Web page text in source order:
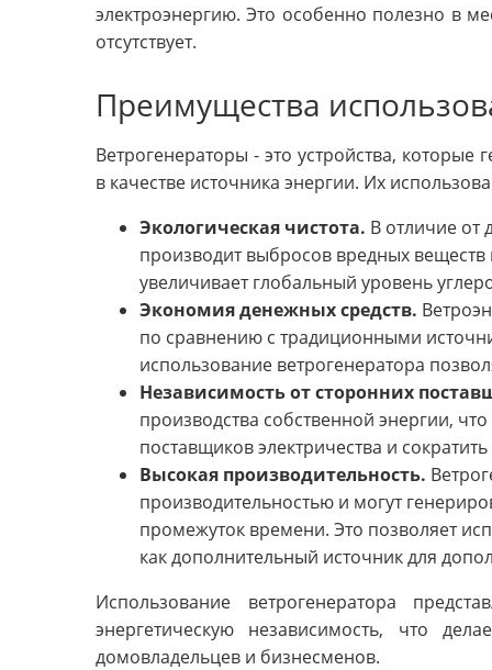
электроэнергию. Это особенно полезно в
отсутствует.
Преимущества
Ветрогенераторы - это устройства, которые
в качестве источника энергии. Их
Экологическая чистота. В отличие от
производит выбросов вредных
увеличивает глобальный уровень
Экономия денежных средств.
по сравнению с традиционными
использование ветрогенератора
Независимость от сторонних
производства собственной энергии,
поставщиков электричества и
Высокая производительность.
производительностью и могут
промежуток времени. Это позволяет
как дополнительный источник для
Использование ветрогенератора
энергетическую независимость, что
домовладельцев и бизнесменов.